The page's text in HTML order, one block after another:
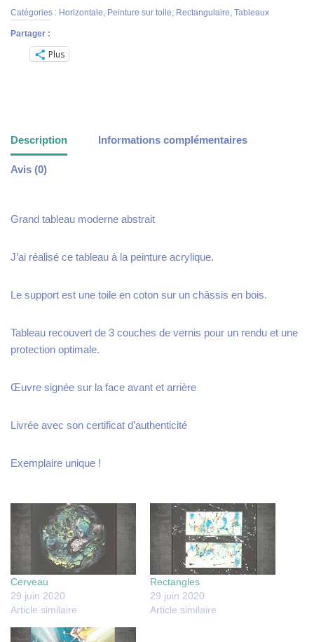
Catégories : Horizontale, Peinture sur toile, Rectangulaire, Tableaux
Partager :
Plus
Description Informations complémentaires
Avis (0)
Grand tableau moderne abstrait
J’ai réalisé ce tableau à la peinture acrylique.
Le support est une toile en coton sur un châssis en bois.
Tableau recouvert de 3 couches de vernis pour un rendu et une
protection optimale.
Œuvre signée sur la face avant et arrière
Livrée avec son certificat d’authenticité
Exemplaire unique !
Cerveau
29 juin 2020
Article similaire
Rectangles
29 juin 2020
Article similaire